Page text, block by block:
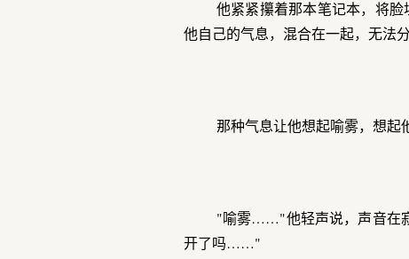
他紧紧攥着那本笔记本，将
他自己的气息，混合在一起，无法分
那种气息让他想起喻雾，想起
"喻雾……"他轻声说，声音在
开了吗……"